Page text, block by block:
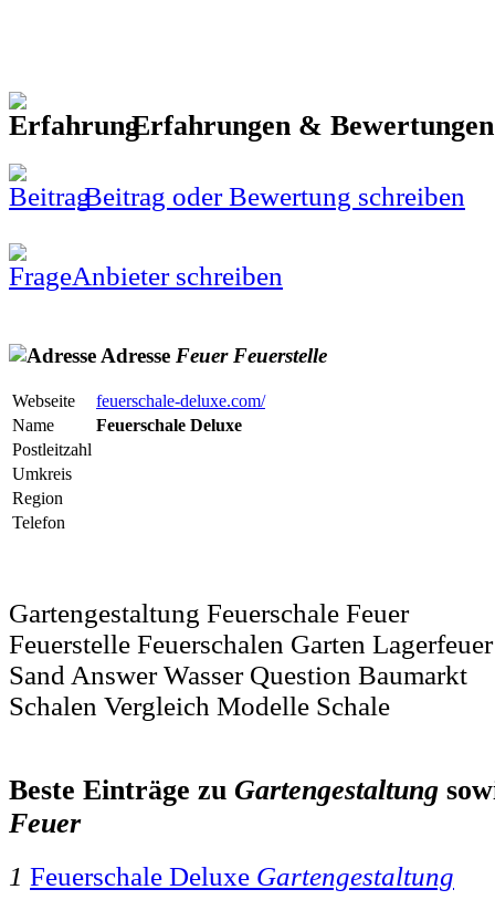
Erfahrungen &
Beitrag oder Bewertung schreiben
Anbieter schreiben
Adresse Feuer Feuerstelle
Webseite
feuerschale-deluxe.com/
Name
Feuerschale Deluxe
Postleitzahl
Umkreis
Region
Telefon
Gartengestaltung Feuerschale Feuer
Feuerstelle Feuerschalen Garten Lagerfeuer
Sand Answer Wasser Question Baumarkt
Schalen Vergleich Modelle Schale
Beste Einträge zu Gartengestaltung
Feuer
1 Feuerschale Deluxe Gartengestaltung